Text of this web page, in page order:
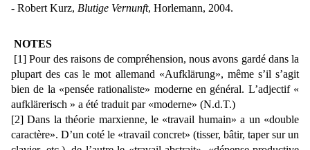
- Robert Kurz, Blutige Vernunft, Horlemann, 2004.
NOTES
[1] Pour des raisons de compréhension, nous avons gardé dans la
plupart des cas le mot allemand «Aufklärung», même s’il s’agit
bien de la «pensée rationaliste» moderne en général. L’adjectif «
aufklärerisch » a été traduit par «moderne» (N.d.T.)
[2] Dans la théorie marxienne, le «travail humain» a un «double
caractère». D’un coté le «travail concret» (tisser, bâtir, taper sur un